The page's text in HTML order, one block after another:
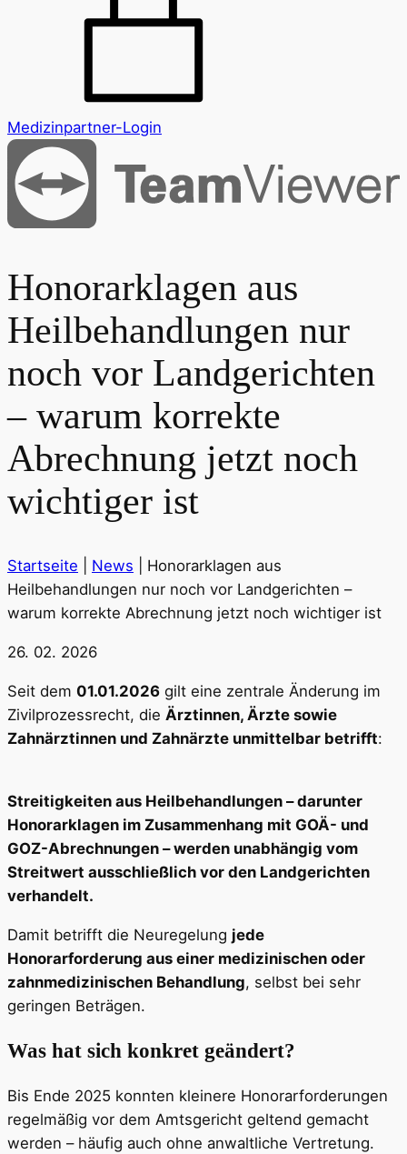
Medizinpartner-Login
Honorarklagen aus
Heilbehandlungen nur
noch vor Landgerichten
– warum korrekte
Abrechnung jetzt noch
wichtiger ist
Startseite News
Honorarklagen aus
Heilbehandlungen nur noch vor Landgerichten –
warum korrekte Abrechnung jetzt noch wichtiger ist
26. 02. 2026
Seit dem 01.01.2026 gilt eine zentrale Änderung im
Zivilprozessrecht, die Ärztinnen, Ärzte sowie
Zahnärztinnen und Zahnärzte unmittelbar betrifft:
Streitigkeiten aus Heilbehandlungen – darunter
Honorarklagen im Zusammenhang mit GOÄ- und
GOZ-Abrechnungen – werden unabhängig vom
Streitwert ausschließlich vor den Landgerichten
verhandelt.
Damit betrifft die Neuregelung jede
Honorarforderung aus einer medizinischen oder
zahnmedizinischen Behandlung, selbst bei sehr
geringen Beträgen.
Was hat sich konkret geändert?
Bis Ende 2025 konnten kleinere Honorarforderungen
regelmäßig vor dem Amtsgericht geltend gemacht
werden – häufig auch ohne anwaltliche Vertretung.